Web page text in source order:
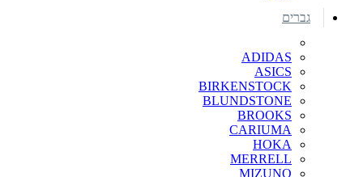
גברים
ADIDAS
ASICS
BIRKENSTOCK
BLUNDSTONE
BROOKS
CARIUMA
HOKA
MERRELL
MIZUNO